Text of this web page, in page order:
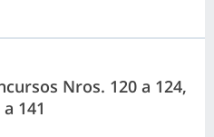
Nros. 120 a 124,
141